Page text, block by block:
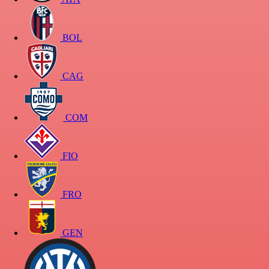
BOL
CAG
COM
FIO
FRO
GEN